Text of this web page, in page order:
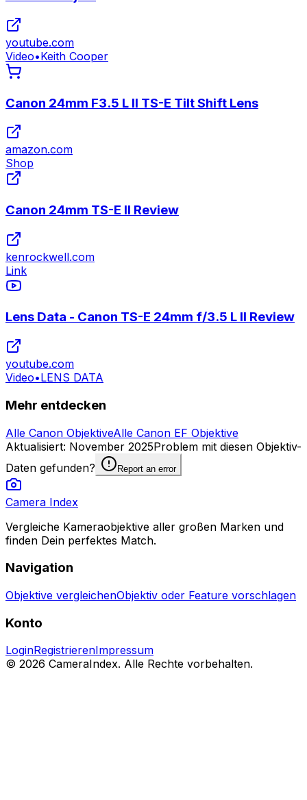
youtube.com
Video•Keith Cooper
Canon 24mm F3.5 L II TS-E Tilt Shift Lens
amazon.com
Shop
Canon 24mm TS-E II Review
kenrockwell.com
Link
Lens Data - Canon TS-E 24mm f/3.5 L II Review
youtube.com
Video•LENS DATA
Mehr entdecken
Alle Canon ObjektiveAlle Canon EF Objektive
Aktualisiert: November 2025Problem mit diesen Objektiv-
Daten gefunden?
Report an error
Camera Index
Vergleiche Kameraobjektive aller großen Marken und
finden Dein perfektes Match.
Navigation
Objektive vergleichenObjektiv oder Feature vorschlagen
Konto
LoginRegistrierenImpressum
© 2026 CameraIndex. Alle Rechte vorbehalten.